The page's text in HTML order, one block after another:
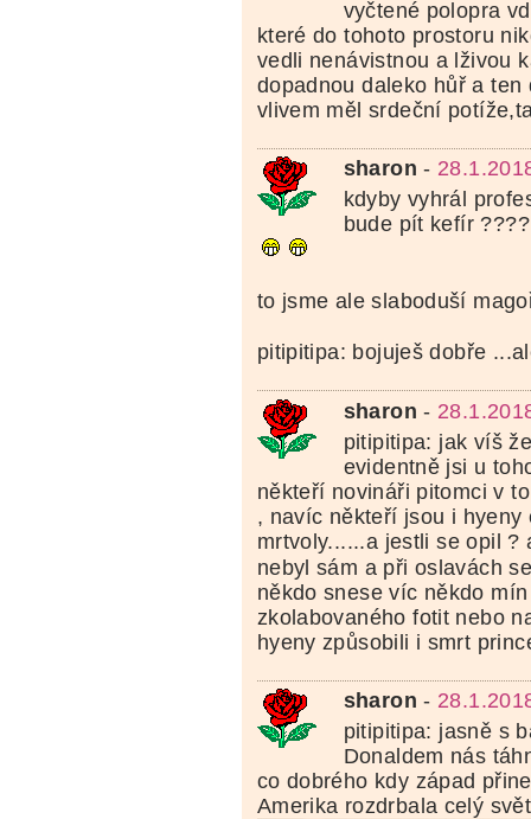
vyčtené polopra
které do tohoto prostoru
vedli nenávistnou a lživou
dopadnou daleko hůř a ten
vlivem měl srdeční
sharon -
kdyby vyhrál
bude pít kefír
to jsme ale slaboduší
pitipitipa: bojuješ dobře
sharon -
pitipitipa: jak víš
evidentně jsi u
někteří novináři pitomci v
, navíc někteří jsou i hyeny
mrtvoly......a jestli se opil ?
nebyl sám a při oslavách
někdo snese víc někdo
zkolabovaného fotit nebo
hyeny způsobili i smrt
sharon -
pitipitipa: jasně s
Donaldem nás
co dobrého kdy západ
Amerika rozdrbala celý